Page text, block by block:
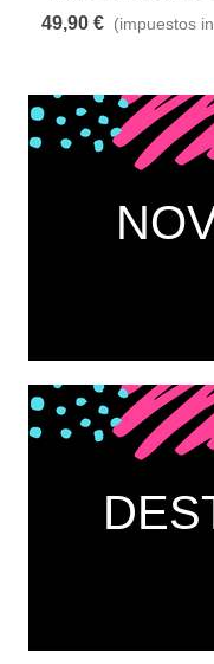
COBRE
49,90 € (impuestos